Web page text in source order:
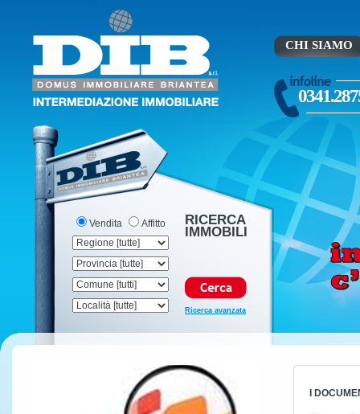
CHI SIAMO
Vendita Affitto RICERCA
IMMOBILI
Ricerca avanzata
I